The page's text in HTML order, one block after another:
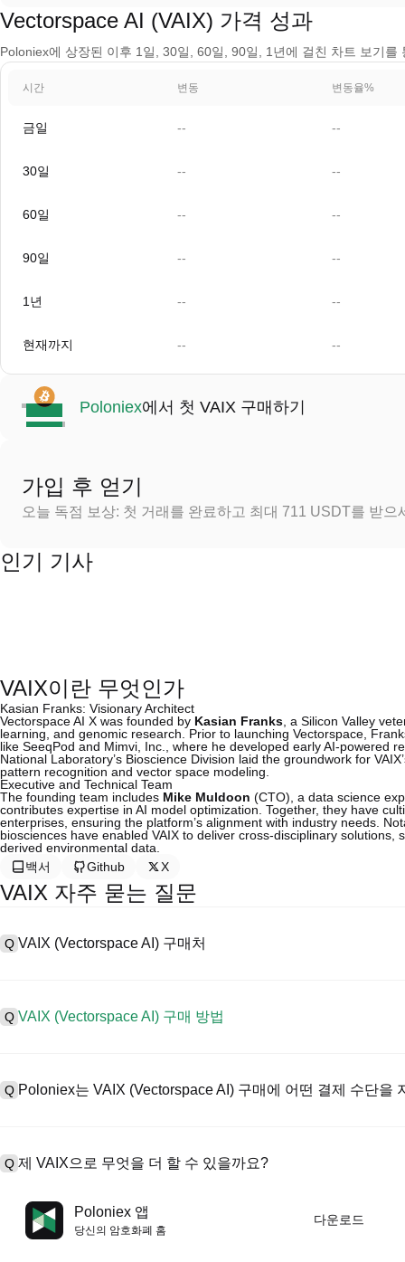
Vectorspace AI (VAIX) 가격 성과
Poloniex에 상장된 이후 1일, 30일, 60일, 90일, 1년에 걸친 차트 보기
시간 변동 변동율%
금일 -- --
30일 -- --
60일 -- --
90일 -- --
1년 -- --
현재까지 -- --
Poloniex에서 첫 VAIX 구매하기
가입 후 얻기
오늘 독점 보상: 첫 거래를 완료하고 최대 711 USDT를 받으
인기 기사
VAIX이란 무엇인가
Kasian Franks: Visionary Architect
Vectorspace AI X was founded by Kasian Franks , a Silicon Valley
learning, and genomic research. Prior to launching Vectorspace,
like SeeqPod and Mimvi, Inc., where he developed early AI-powered
National Laboratory’s Bioscience Division laid the groundwork for
pattern recognition and vector space modeling.
Executive and Technical Team
The founding team includes Mike Muldoon (CTO), a data science
contributes expertise in AI model optimization. Together, they have
enterprises, ensuring the platform’s alignment with industry needs.
biosciences have enabled VAIX to deliver cross-disciplinary
derived environmental data.
백서
Github X
VAIX 자주 묻는 질문
Q VAIX (Vectorspace AI) 구매처
인터페이스, 높은 유동성, 거래를 간소화할 수 있는 다양한 거래 도
폐에서 거래를 지원하고 경쟁력 있는 거래 수수료를 제공합니다.
1. 계정을 생성하고 KYC 인증을 완료합니다.
2. 법정화폐와 암호화폐로 계정에 자금을 지원합니다.
Q VAIX (Vectorspace AI) 구매 방법
래를 시작하세요.
Q Poloniex는 VAIX (Vectorspace AI) 구매에 어떤 결제 수단을
1) 신용/직불 카드(예: 비자 및 마스터카드)로 스테이블코인(예:
2) 다른 사용자로부터 USDT를 구매하는 P2P 거래는 관리 메커니즘
4) 각 블록에 대한 OTC 거래는 맞춤형 견적으로 $100,000 이상 거래
Q 제 VAIX으로 무엇을 더 할 수 있을까요?
선물은 USDT 또는 USDC로 거래할 수 있습니다.
한편, 패시브 수익률로 암호화폐를 성장시킬 수 있습니다.
Poloniex 앱
당신의 암호화폐 홈
다운로드